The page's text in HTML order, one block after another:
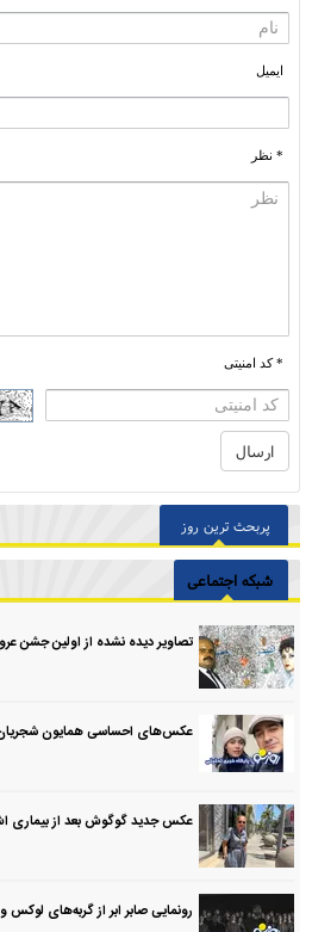
ایمیل
* نظر
* کد امنیتی
پربحث ترین روز
شبکه اجتماعی
تصاویر دیده نشده از اولین جشن
عکس‌های احساسی همایون
عکس جدید گوگوش بعد از بیماری
رونمایی صابر ابر از گربه‌های